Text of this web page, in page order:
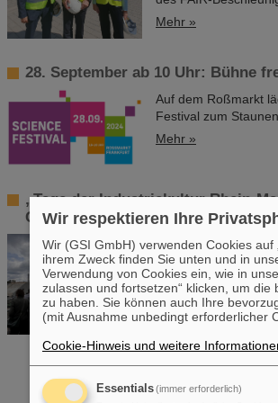
Mehr »
28. September ab 10 Uhr: Bühne
Auf dem Roßmarkt
Festival zum
Mehr »
„Tage der Industriekultur Rhein-
GSI/FAIR
Die
diesem Jahr beim
Interessierte
Veranstaltungstage
das künftige
entsteht, aus
Industriekultur“
Mehr »
Wir respektieren Ihre
Wir (GSI GmbH) verwenden Cookies
ihrem Zweck finden Sie unten und in
Verwendung von Cookies ein, wie in
zulassen und fortsetzen“ klicken, um
zu haben. Sie können auch Ihre
(mit Ausnahme unbedingt erforderlicher
Cookie-Hinweis und weitere
Essentials(immer erforderlich)